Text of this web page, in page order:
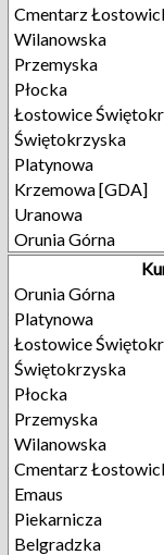
Cmentarz
Wilanowska
Przemyska
Płocka
Łostowice
Świętokrzyska
Platynowa
Krzemowa [GDA]
Uranowa
Orunia Górna
Orunia Górna
Platynowa
Łostowice
Świętokrzyska
Płocka
Przemyska
Wilanowska
Cmentarz
Emaus
Piekarnicza
Belgradzka